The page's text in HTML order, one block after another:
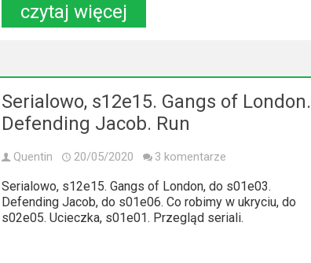
czytaj więcej
Serialowo, s12e15. Gangs of London.
Defending Jacob. Run
Quentin 20/05/2020 3 komentarze
Serialowo, s12e15. Gangs of London, do s01e03.
Defending Jacob, do s01e06. Co robimy w ukryciu, do
s02e05. Ucieczka, s01e01. Przegląd seriali.